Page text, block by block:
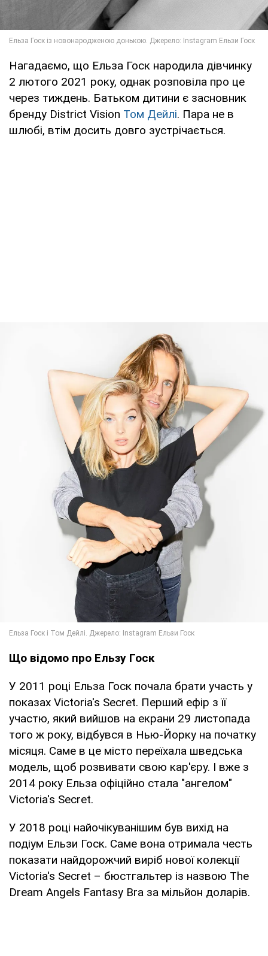
Нагадаємо, що Ельза Госк народила дівчинку
2 лютого 2021 року, однак розповіла про це
через тиждень. Батьком дитини є засновник
бренду District Vision Том Дейлі. Пара не в
шлюбі, втім досить довго зустрічається.
Що відомо про Ельзу Госк
У 2011 році Ельза Госк почала брати участь у
показах Victoria's Secret. Перший ефір з її
участю, який вийшов на екрани 29 листопада
того ж року, відбувся в Нью-Йорку на початку
місяця. Саме в це місто переїхала шведська
модель, щоб розвивати свою кар'єру. І вже з
2014 року Ельза офіційно стала "ангелом"
Victoria's Secret.
У 2018 році найочікуванішим був вихід на
подіум Ельзи Госк. Саме вона отримала честь
показати найдорожчий виріб нової колекції
Victoria's Secret – бюстгальтер із назвою The
Dream Angels Fantasy Bra за мільйон доларів.